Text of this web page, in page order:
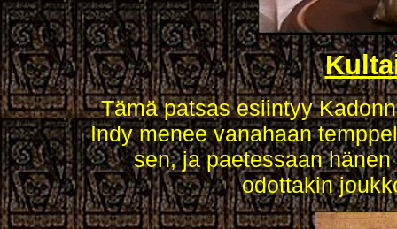
Tämä patsas esiintyy
Indy menee vanahaan
sen, ja paetessaan
odottakin